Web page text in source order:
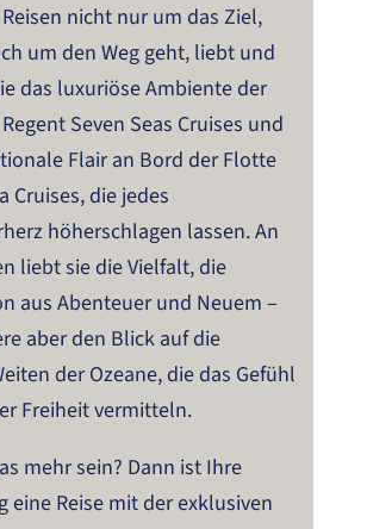
nicht nur um das Ziel,
um den Weg geht, liebt und
das luxuriöse Ambiente der
Seven Seas Cruises und
Flair an Bord der Flotte
Cruises, die jedes
höherschlagen lassen. An
liebt sie die Vielfalt, die
aus Abenteuer und Neuem –
aber den Blick auf die
der Ozeane, die das Gefühl
Freiheit vermitteln.
mehr sein? Dann ist Ihre
eine Reise mit der exklusiven